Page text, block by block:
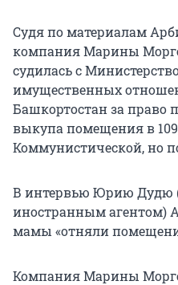
Судя по материалам
компания Марины
судилась с
имущественных
Башкортостан за право
выкупа помещения в
Коммунистической, но
В интервью Юрию Дудю
иностранным агентом)
мамы «отняли
Компания Марины